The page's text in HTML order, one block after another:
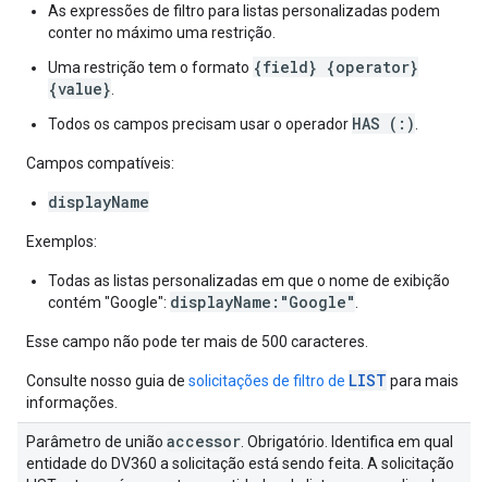
As expressões de filtro para listas personalizadas podem
conter no máximo uma restrição.
Uma restrição tem o formato {field} {operator}
{value}
Todos os campos precisam usar o operador HAS (:)
Campos compatíveis:
displayName
Exemplos:
Todas as listas personalizadas em que o nome de exibição
contém "Google": displayName:"Google"
Esse campo não pode ter mais de 500 caracteres.
Consulte nosso guia de solicitações de filtro de LIST para mais
informações.
Parâmetro de união accessor . Obrigatório. Identifica em qual
entidade do DV360 a solicitação está sendo feita. A solicitação